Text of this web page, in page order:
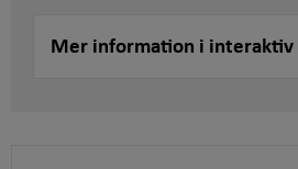
Mer information i interaktiv